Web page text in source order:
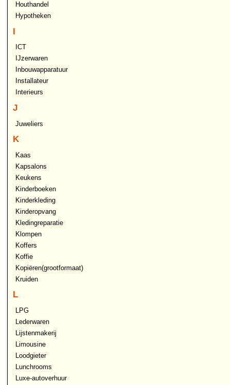
Houthandel
Hypotheken
I
ICT
IJzerwaren
Inbouwapparatuur
Installateur
Interieurs
J
Juweliers
K
Kaas
Kapsalons
Keukens
Kinderboeken
Kinderkleding
Kinderopvang
Kledingreparatie
Klompen
Koffers
Koffie
Kopiëren(grootformaat)
Kruiden
L
LPG
Lederwaren
Lijstenmakerij
Limousine
Loodgieter
Lunchrooms
Luxe-autoverhuur